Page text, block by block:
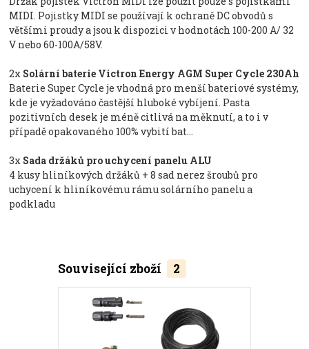
MIDI. Pojistky MIDI se používají k ochraně DC obvodů s
většími proudy a jsou k dispozici v hodnotách 100-200 A/ 32
V nebo 60-100A/58V.
2x Solární baterie Victron Energy AGM Super Cycle 230Ah
Baterie Super Cycle je vhodná pro menší bateriové systémy,
kde je vyžadováno častější hluboké vybíjení. Pasta
pozitivních desek je méně citlivá na měknutí, a to i v
případě opakovaného 100% vybití bat...
3x Sada držáků pro uchycení panelu ALU
4 kusy hliníkových držáků + 8 sad nerez šroubů pro
uchycení k hliníkovému rámu solárního panelu a
podkladu
Související zboží 2